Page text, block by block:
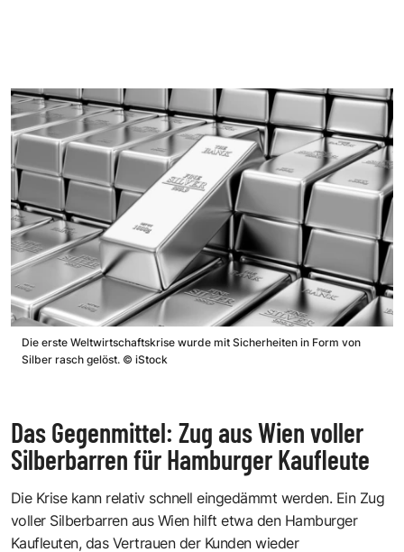
Die erste Weltwirtschaftskrise wurde mit Sicherheiten in Form von
Silber rasch gelöst. © iStock
Das Gegenmittel: Zug aus Wien voller
Silberbarren für Hamburger Kaufleute
Die Krise kann relativ schnell eingedämmt werden. Ein Zug
voller Silberbarren aus Wien hilft etwa den Hamburger
Kaufleuten, das Vertrauen der Kunden wieder